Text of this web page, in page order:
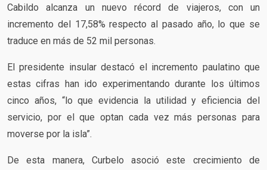
Cabildo alcanza un nuevo récord de viajeros, con un
incremento del 17,58% respecto al pasado año, lo que se
traduce en más de 52 mil personas.
El presidente insular destacó el incremento paulatino que
estas cifras han ido experimentando durante los últimos
cinco años, “lo que evidencia la utilidad y eficiencia del
servicio, por el que optan cada vez más personas para
moverse por la isla”.
De esta manera, Curbelo asoció este crecimiento de